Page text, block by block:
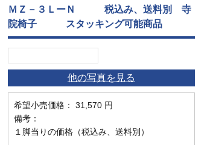
ＭＺ－３ＬーＮ 税込み、送料別 寺
院椅子 スタッキング可能商品
他の写真を見る
希望小売価格： 31,570 円
備考：
１脚当りの価格（税込み、送料別）